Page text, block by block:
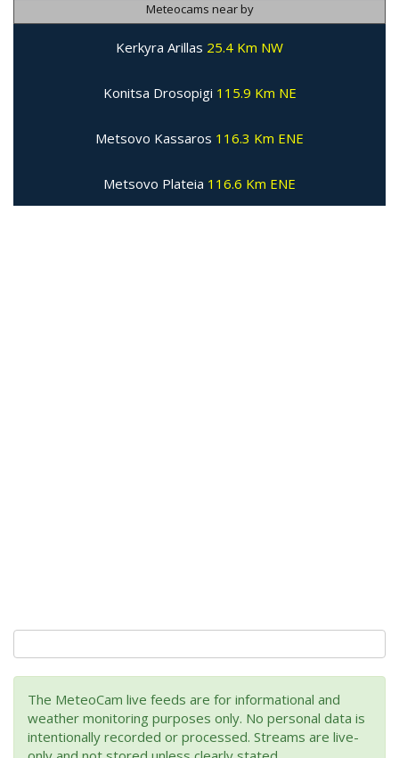
Meteocams near by
Kerkyra Arillas 25.4 Km NW
Konitsa Drosopigi 115.9 Km NE
Metsovo Kassaros 116.3 Km ENE
Metsovo Plateia 116.6 Km ENE
The MeteoCam live feeds are for informational and
weather monitoring purposes only. No personal data is
intentionally recorded or processed. Streams are live-